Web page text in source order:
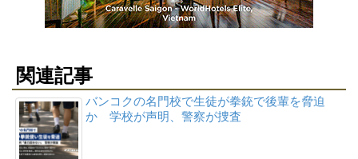
関連記事
バンコクの名門校で生徒が拳銃で後輩を脅迫
か 学校が声明、警察が捜査